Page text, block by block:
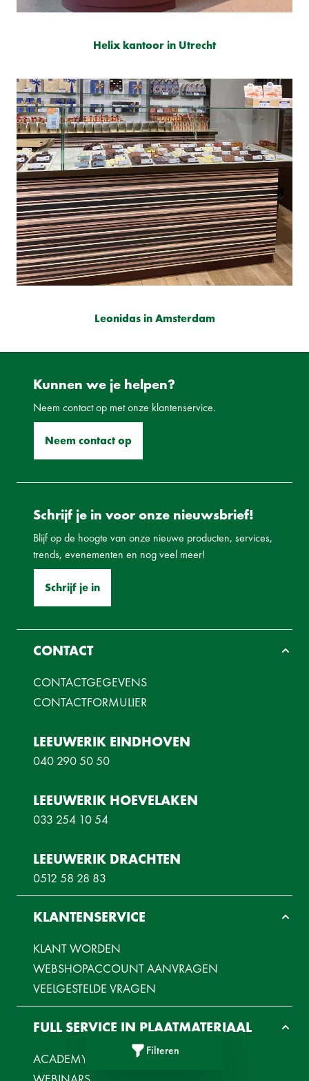
Filteren
Helix kantoor in Utrecht
Leonidas in Amsterdam
Kunnen we je helpen?
Neem contact op met onze klantenservice.
Neem contact op
Schrijf je in voor onze nieuwsbrief!
Blijf op de hoogte van onze nieuwe producten, services,
trends, evenementen en nog veel meer!
Schrijf je in
CONTACT
CONTACTGEGEVENS
CONTACTFORMULIER
LEEUWERIK EINDHOVEN
040 290 50 50
LEEUWERIK HOEVELAKEN
033 254 10 54
LEEUWERIK DRACHTEN
0512 58 28 83
KLANTENSERVICE
KLANT WORDEN
WEBSHOPACCOUNT AANVRAGEN
VEELGESTELDE VRAGEN
FULL SERVICE IN PLAATMATERIAAL
ACADEMY